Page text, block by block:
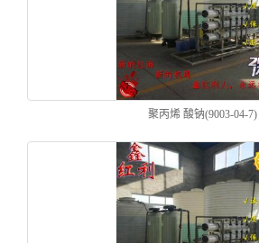
聚丙烯 酸钠(9003-04-7)